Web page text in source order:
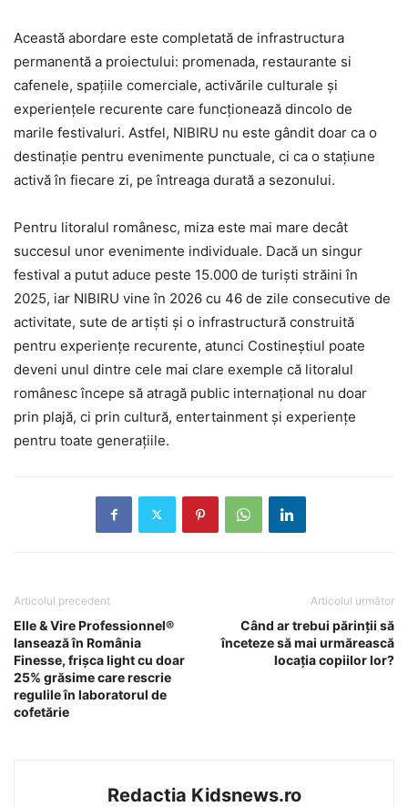
Această abordare este completată de infrastructura
permanentă a proiectului: promenada, restaurante si
cafenele, spațiile comerciale, activările culturale și
experiențele recurente care funcționează dincolo de
marile festivaluri. Astfel, NIBIRU nu este gândit doar ca o
destinație pentru evenimente punctuale, ci ca o stațiune
activă în fiecare zi, pe întreaga durată a sezonului.
Pentru litoralul românesc, miza este mai mare decât
succesul unor evenimente individuale. Dacă un singur
festival a putut aduce peste 15.000 de turiști străini în
2025, iar NIBIRU vine în 2026 cu 46 de zile consecutive de
activitate, sute de artiști și o infrastructură construită
pentru experiențe recurente, atunci Costineștiul poate
deveni unul dintre cele mai clare exemple că litoralul
românesc începe să atragă public internațional nu doar
prin plajă, ci prin cultură, entertainment și experiențe
pentru toate generațiile.
Articolul precedent
Elle & Vire Professionnel®
lansează în România
Finesse, frișca light cu doar
25% grăsime care rescrie
regulile în laboratorul de
cofetărie
Articolul următor
Când ar trebui părinții să
înceteze să mai urmărească
locația copiilor lor?
Redactia Kidsnews.ro